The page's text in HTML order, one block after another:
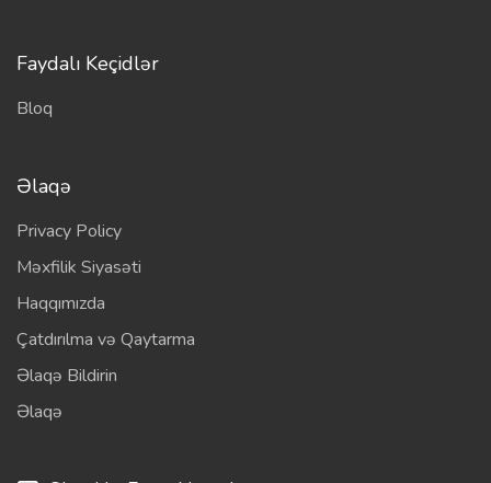
Faydalı Keçidlər
Bloq
Əlaqə
Privacy Policy
Məxfilik Siyasəti
Haqqımızda
Çatdırılma və Qaytarma
Əlaqə Bildirin
Əlaqə